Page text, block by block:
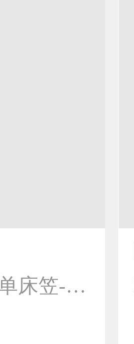
2026新款全棉厚织提花单床笠-星河入梦床笠-星河入梦-灰